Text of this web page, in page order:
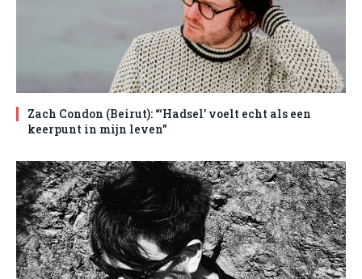
Zach Condon (Beirut): “‘Hadsel’ voelt echt als een
keerpunt in mijn leven”